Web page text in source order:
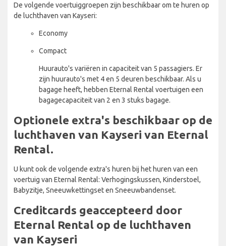
De volgende voertuiggroepen zijn beschikbaar om te huren op
de luchthaven van Kayseri:
Economy
Compact
Huurauto's variëren in capaciteit van 5 passagiers. Er
zijn huurauto's met 4 en 5 deuren beschikbaar. Als u
bagage heeft, hebben Eternal Rental voertuigen een
bagagecapaciteit van 2 en 3 stuks bagage.
Optionele extra's beschikbaar op de
luchthaven van Kayseri van Eternal
Rental.
U kunt ook de volgende extra's huren bij het huren van een
voertuig van Eternal Rental: Verhogingskussen, Kinderstoel,
Babyzitje, Sneeuwkettingset en Sneeuwbandenset.
Creditcards geaccepteerd door
Eternal Rental op de luchthaven
van Kayseri